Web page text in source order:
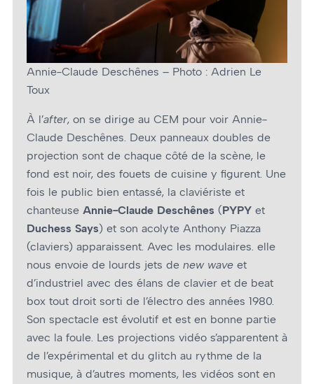
Annie-Claude Deschênes – Photo : Adrien Le
Toux
À l’after, on se dirige au CEM pour voir Annie-
Claude Deschênes. Deux panneaux doubles de
projection sont de chaque côté de la scène, le
fond est noir, des fouets de cuisine y figurent. Une
fois le public bien entassé, la claviériste et
chanteuse Annie-Claude Deschênes (PYPY et
Duchess Says) et son acolyte Anthony Piazza
(claviers) apparaissent. Avec les modulaires. elle
nous envoie de lourds jets de new wave et
d’industriel avec des élans de clavier et de beat
box tout droit sorti de l’électro des années 1980.
Son spectacle est évolutif et est en bonne partie
avec la foule. Les projections vidéo s’apparentent à
de l’expérimental et du glitch au rythme de la
musique, à d’autres moments, les vidéos sont en